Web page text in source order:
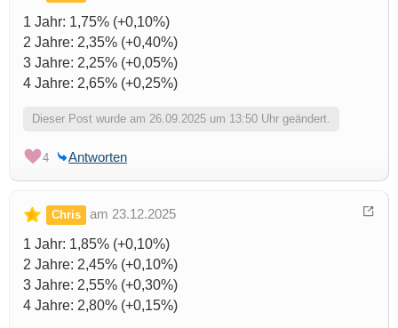
1 Jahr: 1,75% (+0,10%)
2 Jahre: 2,35% (+0,40%)
3 Jahre: 2,25% (+0,05%)
4 Jahre: 2,65% (+0,25%)
Dieser Post wurde am 26.09.2025 um 13:50 Uhr geändert.
4 Antworten
Chris
am 23.12.2025
1 Jahr: 1,85% (+0,10%)
2 Jahre: 2,45% (+0,10%)
3 Jahre: 2,55% (+0,30%)
4 Jahre: 2,80% (+0,15%)